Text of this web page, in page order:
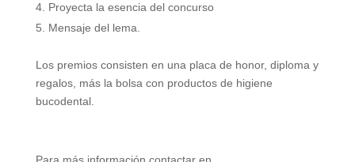
Proyecta la esencia del concurso
Mensaje del lema.
Los premios consisten en una placa de honor, diploma y
regalos, más la bolsa con productos de higiene
bucodental.